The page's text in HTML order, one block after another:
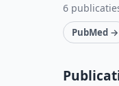
6
PubMed →